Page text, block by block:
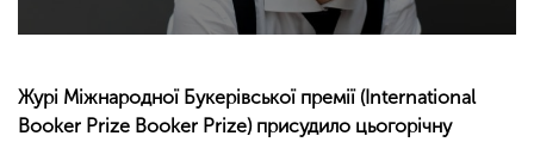
Журі Міжнародної Букерівської премії (International
Booker Prize Booker Prize) присудило цьогорічну